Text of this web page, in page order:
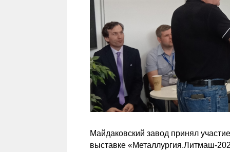
Майдаковский завод принял
выставке «Металлургия.Литмаш-